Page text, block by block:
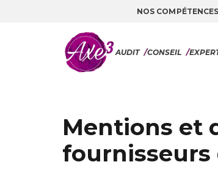
NOS COMPÉTENCES
AUDIT /CONSEIL /
Mentions et
fournisseurs